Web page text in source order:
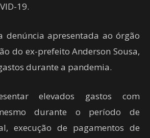
19.
denúncia apresentada ao órgão
do ex-prefeito Anderson Sousa,
durante a pandemia.
elevados gastos com
durante o período de
execução de pagamentos de